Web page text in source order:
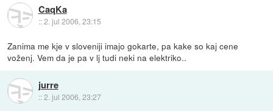
CaqKa
::2. jul 2006, 23:15
Zanima me kje v sloveniji imajo gokarte, pa kake so kaj cene
voženj. Vem da je pa v lj tudi neki na elektriko..
jurre
::2. jul 2006, 23:27